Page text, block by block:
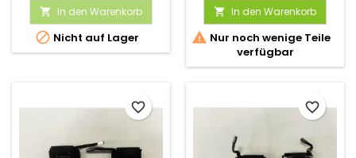
 In den Warenkorb
 Nicht auf Lager
 In den Warenkorb
 Nur noch wenige Teile
verfügbar
favorite_border favorite_border